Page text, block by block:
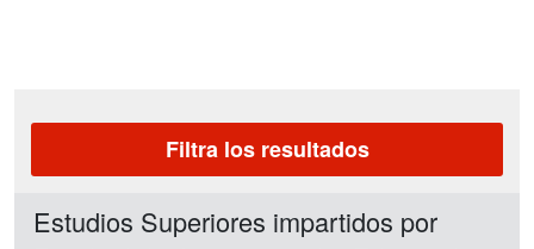
Filtra los resultados
Estudios Superiores impartidos por